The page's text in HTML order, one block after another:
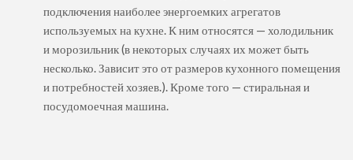
подключения наиболее энергоемких агрегатов
используемых на кухне. К ним относятся — холодильник
и морозильник (в некоторых случаях их может быть
несколько. Зависит это от размеров кухонного помещения
и потребностей хозяев.). Кроме того — стиральная и
посудомоечная машина.